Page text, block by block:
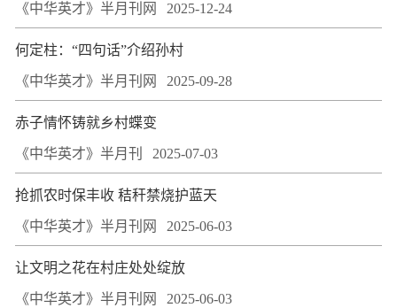
《中华英才》半月刊网 2025-12-24
何定柱：“四句话”介绍孙村
《中华英才》半月刊网 2025-09-28
赤子情怀铸就乡村蝶变
《中华英才》半月刊 2025-07-03
抢抓农时保丰收 秸秆禁烧护蓝天
《中华英才》半月刊网 2025-06-03
让文明之花在村庄处处绽放
《中华英才》半月刊网 2025-06-03